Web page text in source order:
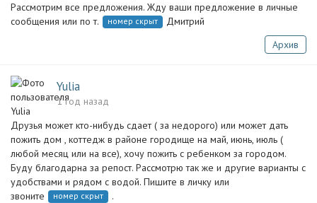
Рассмотрим все предложения. Жду ваши предложение в личные
сообщения или по т.
номер скрыт
Дмитрий
Архив
Yulia
1 год назад
Друзья может кто-нибудь сдает ( за недорого) или может дать
пожить дом , коттедж в районе городище на май, июнь, июль (
любой месяц или на все), хочу пожить с ребенком за городом.
Буду благодарна за репост. Рассмотрю так же и другие варианты с
удобствами и рядом с водой. Пишите в личку или
звоните
номер скрыт
.